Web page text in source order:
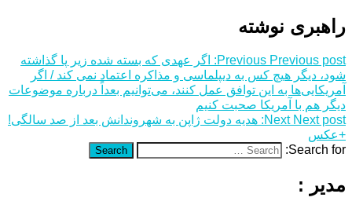
راهبری نوشته
Previous Previous post:
اگر عهدی که بسته شده زیر پا گذاشته
شود، دیگر هیچ کس به دیپلماسی و مذاکره اعتماد نمی کند / اگر
آمریکایی‌ها به این توافق عمل کنند، می‌توانیم بعداً درباره موضوعات
دیگر هم با آمریکا صحبت کنیم
Next Next post:
هدیه دولت ژاپن به شهروندانش بعد از صد سالگی!
+عکس
Search for:
Search
مدیر :